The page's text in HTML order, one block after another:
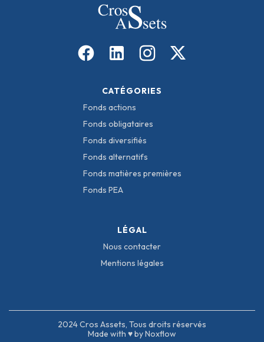
CATÉGORIES
Fonds actions
Fonds obligataires
Fonds diversifiés
Fonds alternatifs
Fonds matières premières
Fonds PEA
LÉGAL
Nous contacter
Mentions légales
2024 Cros Assets, Tous droits réservés
Made with ♥ by Noxflow